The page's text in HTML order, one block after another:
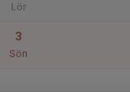
Lör
3
Sön